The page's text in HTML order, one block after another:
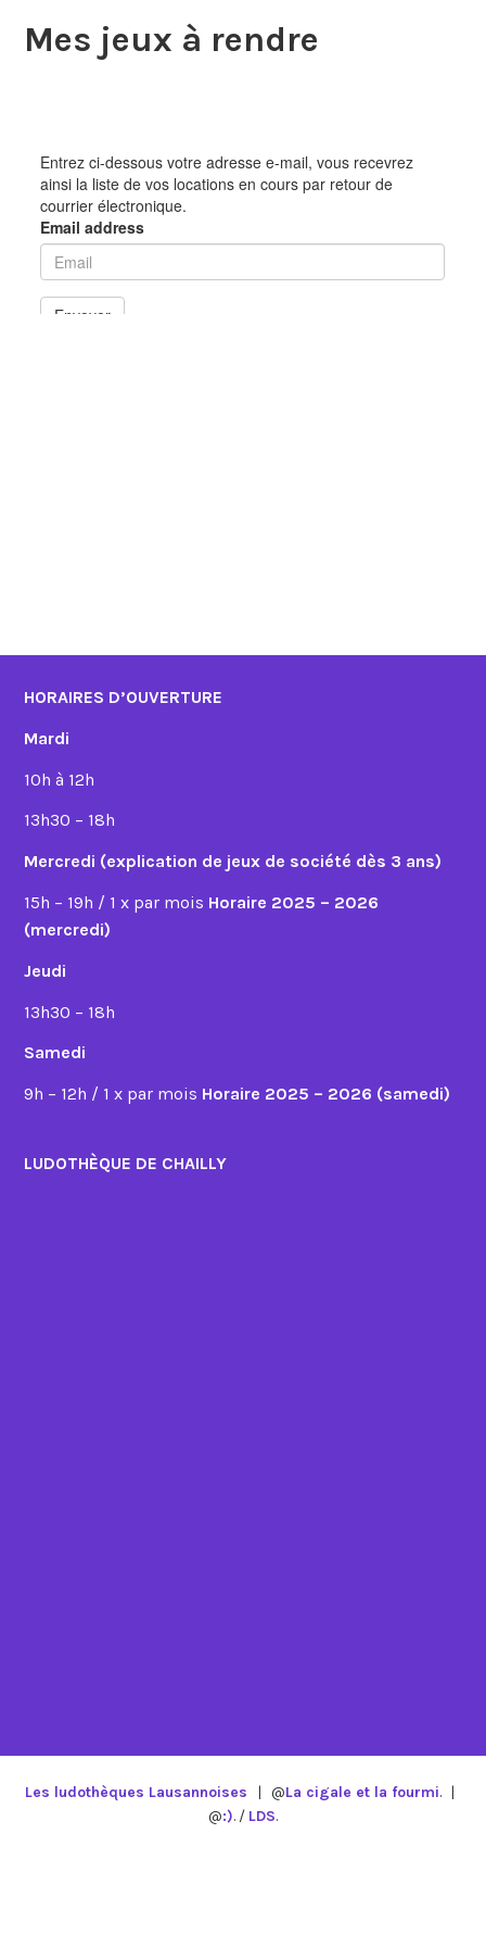
Mes jeux à rendre
HORAIRES D’OUVERTURE
Mardi
10h à 12h
13h30 – 18h
Mercredi (explication de jeux de société dès 3 ans)
15h – 19h / 1 x par mois Horaire 2025 – 2026
(mercredi)
Jeudi
13h30 – 18h
Samedi
9h – 12h / 1 x par mois Horaire 2025 – 2026 (samedi)
LUDOTHÈQUE DE CHAILLY
Les ludothèques Lausannoises | @La cigale et la fourmi. |
@:). / LDS.